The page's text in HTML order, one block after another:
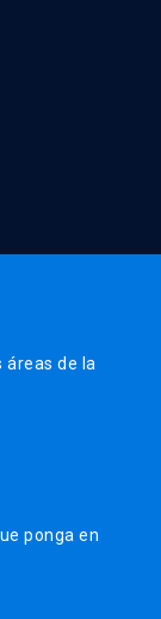
de la
ponga en